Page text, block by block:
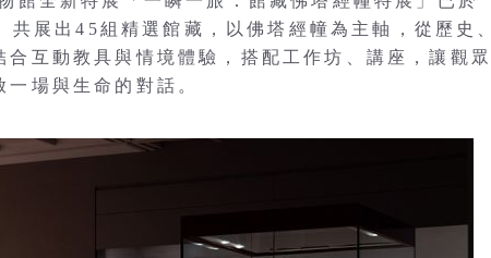
展出45組精選館藏，以佛塔經幢為主軸，從歷史、
互動教具與情境體驗，搭配工作坊、講座，讓觀眾
場與生命的對話。